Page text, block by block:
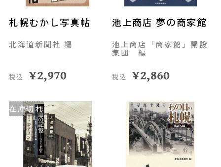
札幌むかし写真帖
北海道新聞社 編
税込 ¥2,970
池上商店 夢の商家館
池上商店「商家館」開設
集団 編
税込 ¥2,860
在庫切れ